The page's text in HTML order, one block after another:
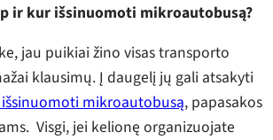
ir kur išsinuomoti mikroautobusą?
jau puikiai žino visas transporto
klausimų. Į daugelį jų gali atsakyti
mikroautobusą, papasakos
Visgi, jei kelionę organizuojate